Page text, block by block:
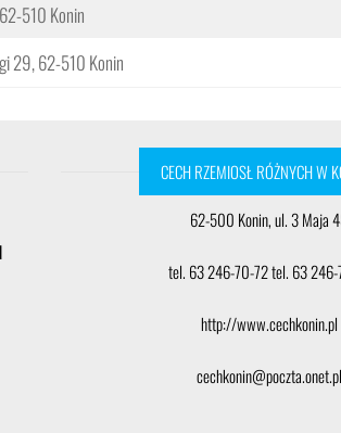
510 Konin
29, 62-510 Konin
CECH RZEMIOSŁ RÓŻNYCH W
62-500 Konin, ul. 3 Maja
tel. 63 246-70-72 tel. 63 246-
http://www.cechkonin.pl
cechkonin@poczta.onet.pl